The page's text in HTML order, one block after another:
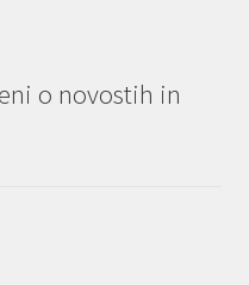
o novostih in